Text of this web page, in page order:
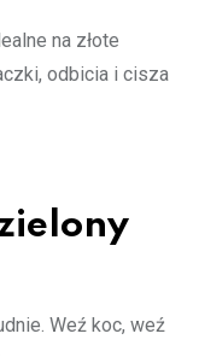
na złote
odbicia i cisza
Weź koc, weź